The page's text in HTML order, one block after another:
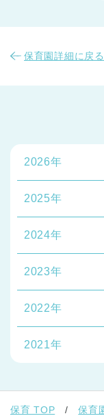
保育園詳細に戻る
2026年
2025年
2024年
2023年
2022年
2021年
保育 TOP 保育